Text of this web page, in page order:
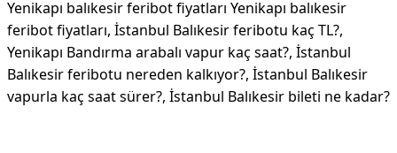
Yenikapı balıkesir feribot fiyatları Yenikapı balıkesir
feribot fiyatları, İstanbul Balıkesir feribotu kaç TL?,
Yenikapı Bandırma arabalı vapur kaç saat?, İstanbul
Balıkesir feribotu nereden kalkıyor?, İstanbul Balıkesir
vapurla kaç saat sürer?, İstanbul Balıkesir bileti ne kadar?